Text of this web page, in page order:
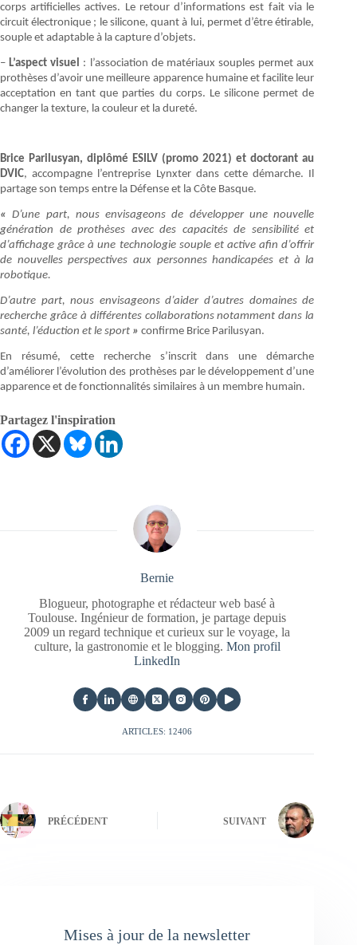
corps artificielles actives. Le retour d’informations est fait via le
circuit électronique ; le silicone, quant à lui, permet d’être étirable,
souple et adaptable à la capture d’objets.
– L’aspect visuel : l’association de matériaux souples permet aux
prothèses d’avoir une meilleure apparence humaine et facilite leur
acceptation en tant que parties du corps. Le silicone permet de
changer la texture, la couleur et la dureté.
Brice Parilusyan, diplômé ESILV (promo 2021) et doctorant au
DVIC, accompagne l’entreprise Lynxter dans cette démarche. Il
partage son temps entre la Défense et la Côte Basque.
«D’une part, nous envisageons de développer une nouvelle
génération de prothèses avec des capacités de sensibilité et
d’affichage grâce à une technologie souple et active afin d’offrir
de nouvelles perspectives aux personnes handicapées et à la
robotique.
D’autre part, nous envisageons d’aider d’autres domaines de
recherche grâce à différentes collaborations notamment dans la
santé, l’éduction et le sport » confirme Brice Parilusyan.
En résumé, cette recherche s’inscrit dans une démarche
d’améliorer l’évolution des prothèses par le développement d’une
apparence et de fonctionnalités similaires à un membre humain.
Partagez l'inspiration
Bernie
Blogueur, photographe et rédacteur web basé à
Toulouse. Ingénieur de formation, je partage depuis
2009 un regard technique et curieux sur le voyage, la
culture, la gastronomie et le blogging. Mon profil
LinkedIn
ARTICLES: 12406
PRÉCÉDENT SUIVANT
Mises à jour de la newsletter